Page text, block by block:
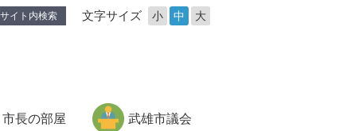
サイト内検索 文字サイズ 小 中 大
市長の部屋 武雄市議会